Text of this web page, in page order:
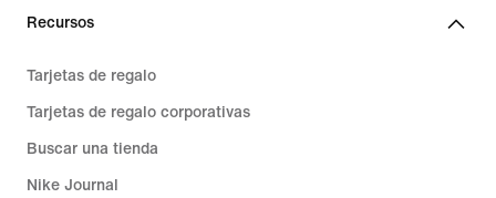
Recursos
Tarjetas de regalo
Tarjetas de regalo corporativas
Buscar una tienda
Nike Journal